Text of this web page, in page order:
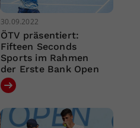
30.09.2022
ÖTV präsentiert:
Fifteen Seconds
Sports im Rahmen
der Erste Bank Open